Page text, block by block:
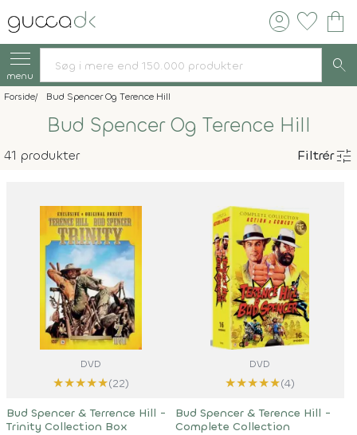
account_circle favorite shopping_bag
menu search
Forside Bud Spencer Og Terence Hill
Bud Spencer Og Terence Hill
41 produkter Filtrértune
DVD
★★★★★(22)
Bud Spencer & Terrence Hill -
Trinity Collection Box
DVD
★★★★★(4)
Bud Spencer & Terence Hill -
Complete Collection